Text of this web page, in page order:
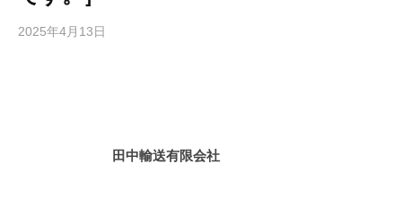
－
2025年4月13日
有田中輸送有限会社